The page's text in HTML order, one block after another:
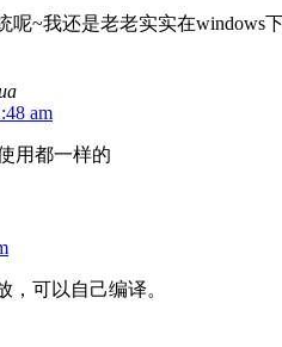
呢~我还是老老实实在windows下
am
用都一样的
，可以自己编译。